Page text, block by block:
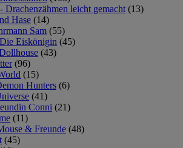
Drachenzähmen leicht gemacht (13)
Hase (14)
Sam (55)
Eiskönigin (45)
(43)
(96)
(15)
Hunters (6)
(41)
Conni (21)
(11)
& Freunde (48)
(45)